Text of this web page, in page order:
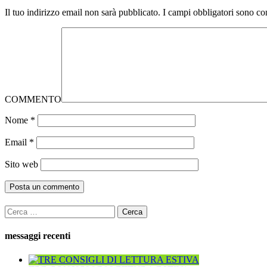
Il tuo indirizzo email non sarà pubblicato. I campi obbligatori sono
COMMENTO
Nome *
Email *
Sito web
Ricerca
per:
messaggi recenti